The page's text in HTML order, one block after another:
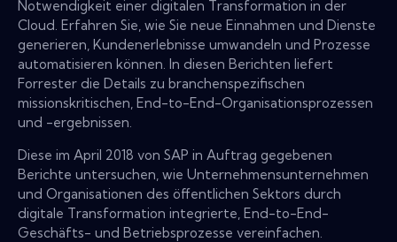
Notwendigkeit einer digitalen Transformation in der
Cloud. Erfahren Sie, wie Sie neue Einnahmen und Dienste
generieren, Kundenerlebnisse umwandeln und Prozesse
automatisieren können. In diesen Berichten liefert
Forrester die Details zu branchenspezifischen
missionskritischen, End-to-End-Organisationsprozessen
und -ergebnissen.
Diese im April 2018 von SAP in Auftrag gegebenen
Berichte untersuchen, wie Unternehmensunternehmen
und Organisationen des öffentlichen Sektors durch
digitale Transformation integrierte, End-to-End-
Geschäfts- und Betriebsprozesse vereinfachen.